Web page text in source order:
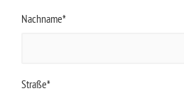
Nachname*
Straße*